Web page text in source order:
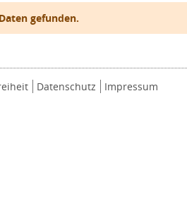
gefunden.
Datenschutz Impressum